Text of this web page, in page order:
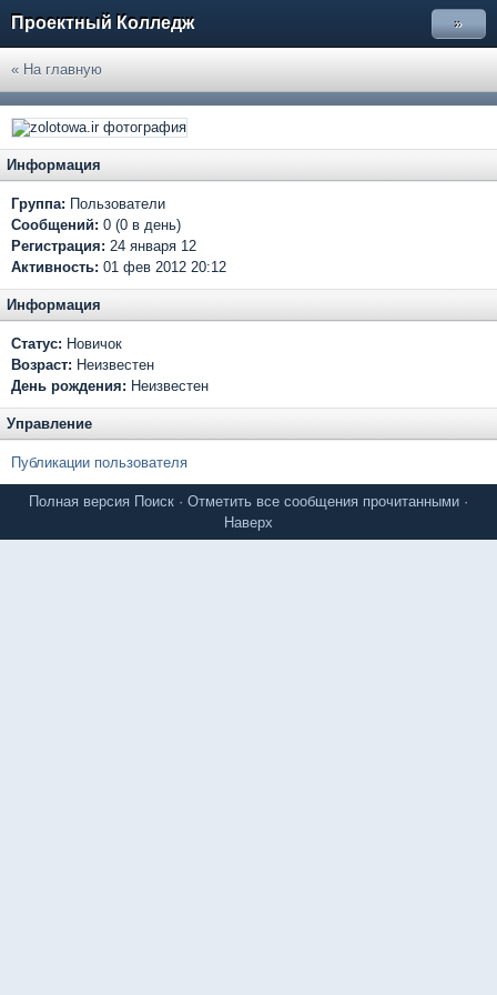
Проектный Колледж »
« На главную
Информация
Группа: Пользователи
Сообщений: 0 (0 в день)
Регистрация: 24 января 12
Активность: 01 фев 2012 20:12
Информация
Статус: Новичок
Возраст: Неизвестен
День рождения: Неизвестен
Управление
Публикации пользователя
Полная версия Поиск · Отметить все сообщения прочитанными ·
Наверх